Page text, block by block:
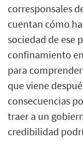
corresponsales
cuentan cómo
sociedad de ese
confinamiento
para
que viene
consecuencias
traer a un
credibilidad